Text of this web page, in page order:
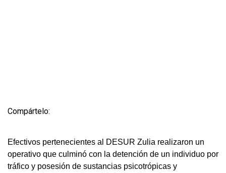
Compártelo:
Efectivos pertenecientes al DESUR Zulia realizaron un
operativo que culminó con la detención de un individuo por
tráfico y posesión de sustancias psicotrópicas y